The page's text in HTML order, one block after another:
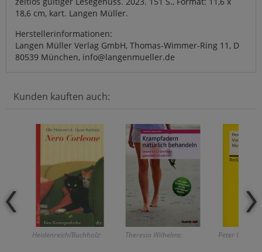
18,6 cm, kart. Langen Müller.
Herstellerinformationen:
Langen Müller Verlag GmbH, Thomas-Wimmer-Ring 11, D
80539 München, info@langenmueller.de
Kunden kauften auch:
Heidenreich/Buchholz: Theresia Wilhelms: Peter